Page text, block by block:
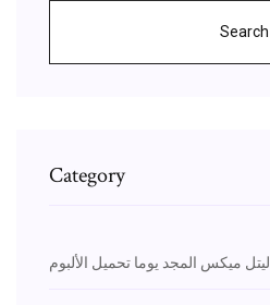
Search
Category
ليتل ميكس المجد يوما تحميل الألبوم